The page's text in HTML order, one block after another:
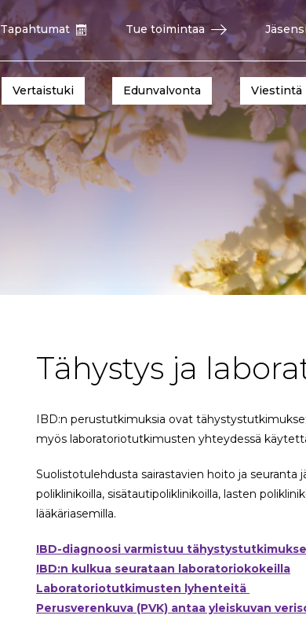
Tapahtumat Tue toimintaa
Vertaistuki Edunvalvonta Viestintä
Tähystys ja
IBD:n perustutkimuksia ovat
myös laboratoriotutkimusten yhteydessä
Suolistotulehdusta sairastavien hoito ja seuranta
poliklinikoilla, sisätautipoliklinikoilla, lasten
lääkäriasemilla.
IBD-diagnoosi varmistuu
IBD:n kulkua seurataan laboratoriokokeilla
Laboratoriotutkimusten lyhenteitä
Perusverenkuva (PVK) antaa yleiskuvan